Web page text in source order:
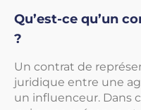
Qu’est-ce qu’un
?
Un contrat de
juridique entre une
un influenceur. Dans